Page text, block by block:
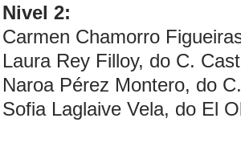
Nivel 2:
Carmen Chamorro
Laura Rey Filloy, do C.
Naroa Pérez Montero, do
Sofia Laglaive Vela, do El